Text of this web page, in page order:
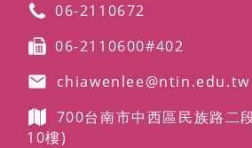
06-2110672
06-2110600#402
chiawenlee@ntin.edu.tw
700台南市中西區民族路二
10樓)